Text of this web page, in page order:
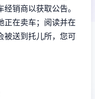
销商以获取公告。
正在卖车；阅读并在
被送到托儿所，您可